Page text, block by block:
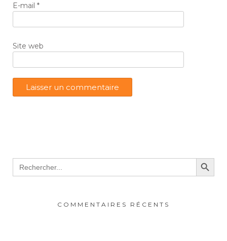
E-mail *
Site web
Search
for:
Search Button
COMMENTAIRES RÉCENTS